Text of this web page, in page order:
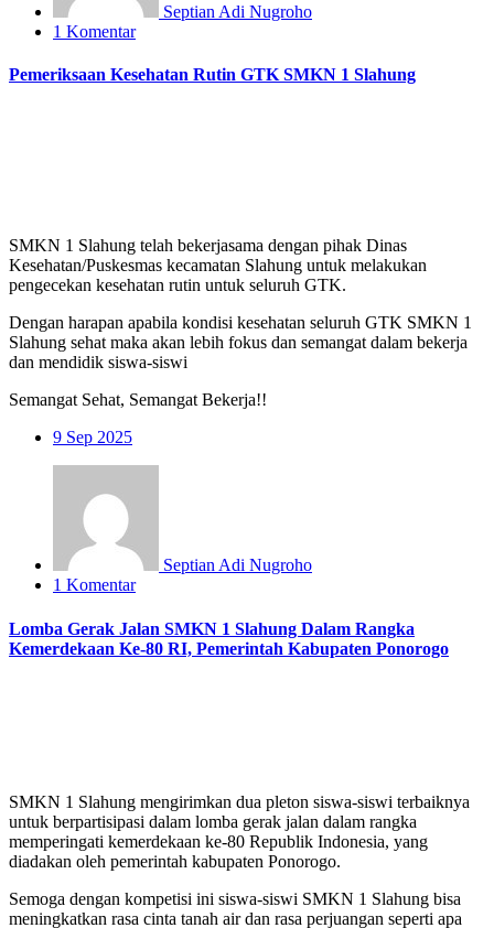
Septian Adi Nugroho
1 Komentar
Pemeriksaan Kesehatan Rutin GTK SMKN 1 Slahung
SMKN 1 Slahung telah bekerjasama dengan pihak Dinas
Kesehatan/Puskesmas kecamatan Slahung untuk melakukan
pengecekan kesehatan rutin untuk seluruh GTK.
Dengan harapan apabila kondisi kesehatan seluruh GTK SMKN 1
Slahung sehat maka akan lebih fokus dan semangat dalam bekerja
dan mendidik siswa-siswi
Semangat Sehat, Semangat Bekerja!!
9 Sep 2025
Septian Adi Nugroho
1 Komentar
Lomba Gerak Jalan SMKN 1 Slahung Dalam Rangka
Kemerdekaan Ke-80 RI, Pemerintah Kabupaten Ponorogo
SMKN 1 Slahung mengirimkan dua pleton siswa-siswi terbaiknya
untuk berpartisipasi dalam lomba gerak jalan dalam rangka
memperingati kemerdekaan ke-80 Republik Indonesia, yang
diadakan oleh pemerintah kabupaten Ponorogo.
Semoga dengan kompetisi ini siswa-siswi SMKN 1 Slahung bisa
meningkatkan rasa cinta tanah air dan rasa perjuangan seperti apa